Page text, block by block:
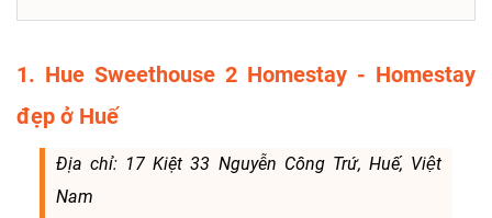
1. Hue Sweethouse 2 Homestay - Homestay
đẹp ở Huế
Địa chỉ: 17 Kiệt 33 Nguyễn Công Trứ, Huế, Việt
Nam